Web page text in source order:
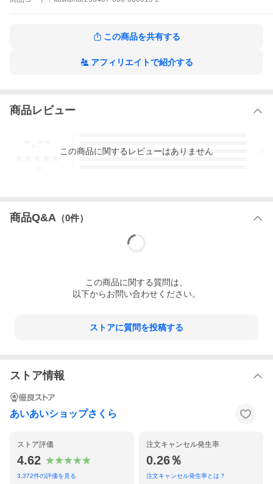
定格遮断容量：電圧1：AC200V 2.5kA
引外し方法：完全電磁式
ト)_DINフック１個
重量：0.42kg
この商品を共有する
アフィリエイトで紹介する
商品レビュー
3
この商品に関するレビューはありません
商品Q&A （0件）
この商品に関する質問は、
以下からお問い合わせください。
ストアに質問を投稿する
ストア情報
あいあいショップさくら
ストア評価
4.62
3,372件の評価を見る
注文キャンセル発生率
0.26％
注文キャンセル発生率とは？